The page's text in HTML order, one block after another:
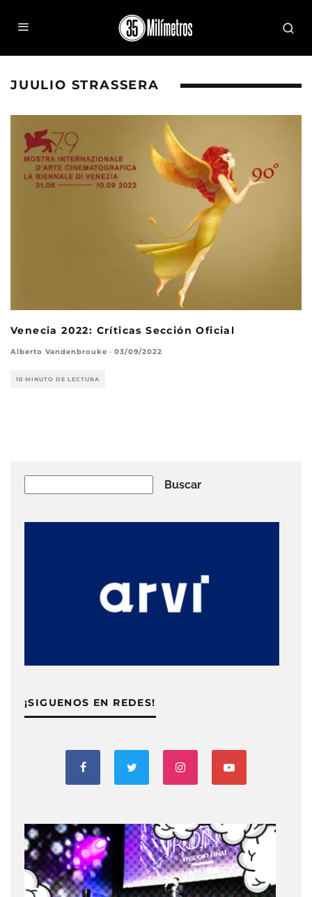
JUULIO STRASSERA
Venecia 2022: Críticas Sección Oficial
Alberto Vandenbrouke · 03/09/2022
10 MINUTO DE LECTURA
Buscar
¡SIGUENOS EN REDES!